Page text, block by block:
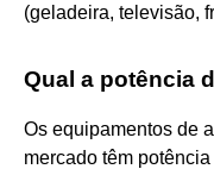
(geladeira, televisão,
Qual a potência
Os equipamentos de
mercado têm